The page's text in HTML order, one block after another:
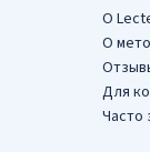
О
О
Для
Часто